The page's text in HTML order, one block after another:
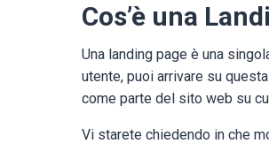
Cos’è una
Una landing page è una
utente, puoi arrivare su
come parte del sito web su
Vi starete chiedendo in che